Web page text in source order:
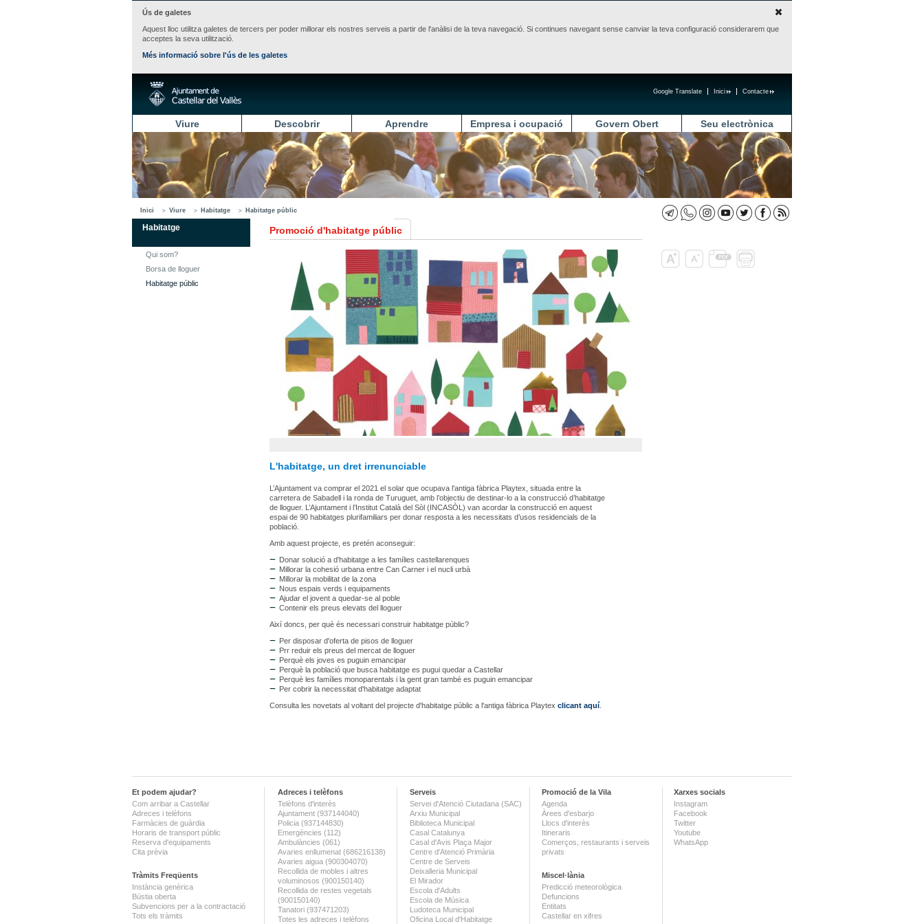
Ús de galetes
Aquest lloc utilitza galetes de tercers per poder millorar els nostres serveis a partir de l'anàlisi de la teva navegació. Si continues navegant sense canviar la teva configuració considerarem que
acceptes la seva utilització.
Més informació sobre l'ús de les galetes
Contacte
Inici
Google Translate
Viure Descobrir Aprendre Empresa i ocupació Govern Obert Seu electrònica
Inici Viure Habitatge Habitatge públic
Habitatge
Qui som?
Borsa de lloguer
Habitatge públic
Promoció d'habitatge públic
L'habitatge, un dret irrenunciable
L’Ajuntament va comprar el 2021 el solar que ocupava l’antiga fàbrica Playtex, situada entre la
carretera de Sabadell i la ronda de Turuguet, amb l’objectiu de destinar-lo a la construcció d’habitatge
de lloguer. L’Ajuntament i l’Institut Català del Sòl (INCASÒL) van acordar la construcció en aquest
espai de 90 habitatges plurifamiliars per donar resposta a les necessitats d’usos residencials de la
població.
Amb aquest projecte, es pretén aconseguir:
Donar solució a d'habitatge a les famílies castellarenques
Millorar la cohesió urbana entre Can Carner i el nucli urbà
Millorar la mobilitat de la zona
Nous espais verds i equipaments
Ajudar el jovent a quedar-se al poble
Contenir els preus elevats del lloguer
Així doncs, per què és necessari construir habitatge públic?
Per disposar d'oferta de pisos de lloguer
Prr reduir els preus del mercat de lloguer
Perquè els joves es puguin emancipar
Perquè la població que busca habitatge es pugui quedar a Castellar
Perquè les famílies monoparentals i la gent gran també es puguin emancipar
Per cobrir la necessitat d'habitatge adaptat
Consulta les novetats al voltant del projecte d'habitatge públic a l'antiga fàbrica Playtex clicant aquí
Et podem ajudar?
Com arribar a Castellar
Adreces i telèfons
Farmàcies de guàrdia
Horaris de transport públic
Reserva d'equipaments
Cita prèvia
Tràmits Freqüents
Instància genèrica
Bústia oberta
Subvencions per a la contractació
Tots els tràmits
Adreces i telèfons
Telèfons d'interès
Ajuntament (937144040)
Policia (937144830)
Emergències (112)
Ambulàncies (061)
Avaries enllumenat (686216138)
Avaries aigua (900304070)
Recollida de mobles i altres
voluminosos (900150140)
Recollida de restes vegetals
(900150140)
Tanatori (937471203)
Totes les adreces i telèfons
Serveis
Servei d'Atenció Ciutadana (SAC)
Arxiu Municipal
Biblioteca Municipal
Casal Catalunya
Casal d'Avis Plaça Major
Centre d'Atenció Primària
Centre de Serveis
Deixalleria Municipal
El Mirador
Escola d'Adults
Escola de Música
Ludoteca Municipal
Oficina Local d'Habitatge
Promoció de la Vila
Agenda
Àrees d'esbarjo
Llocs d'interès
Itineraris
Comerços, restaurants i serveis
privats
Miscel·lània
Predicció meteorològica
Defuncions
Entitats
Castellar en xifres
Xarxes socials
Instagram
Facebook
Twitter
Youtube
WhatsApp